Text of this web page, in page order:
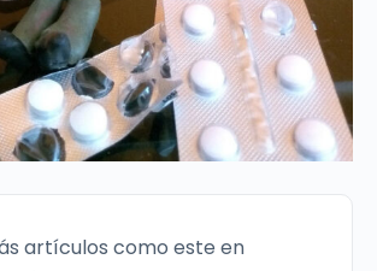
artículos como este en